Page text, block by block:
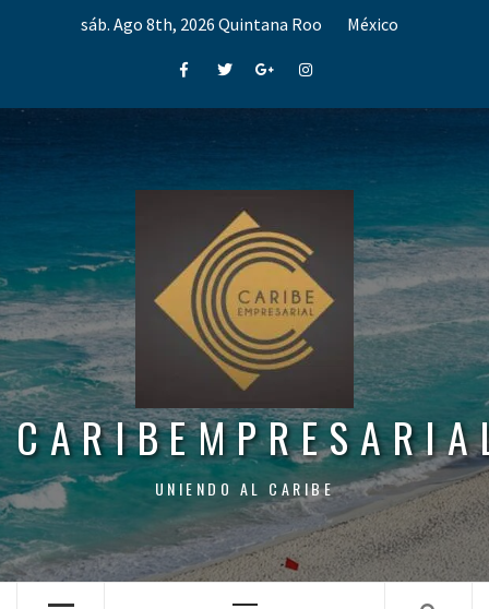
sáb. Ago 8th, 2026 Quintana Roo México
FacebookTwitterGoogle+Instagram
UNIENDO AL CARIBE